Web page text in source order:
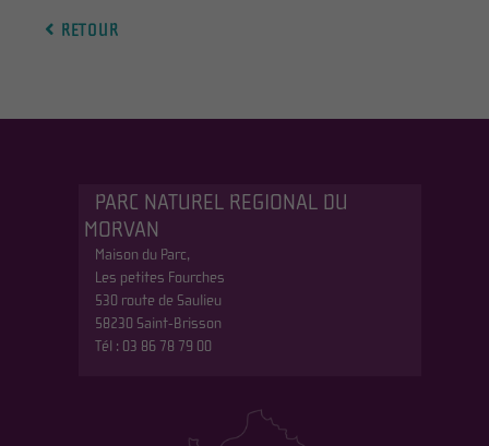
RETOUR
PARC NATUREL REGIONAL DU
MORVAN
Maison du Parc,
Les petites Fourches
530 route de Saulieu
58230 Saint-Brisson
Tél : 03 86 78 79 00